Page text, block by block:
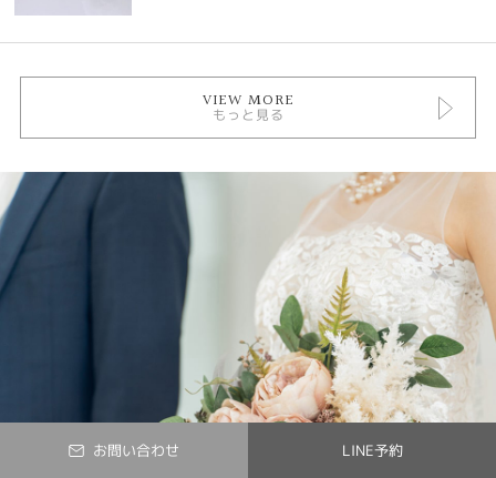
VIEW MORE
もっと見る
お問い合わせ LINE予約